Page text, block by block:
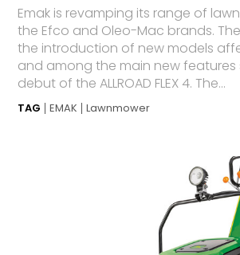
Emak is revamping its range of
the Efco and Oleo-Mac brands.
the introduction of new models
and among the main new
debut of the ALLROAD FLEX 4. The...
TAG EMAK Lawnmower